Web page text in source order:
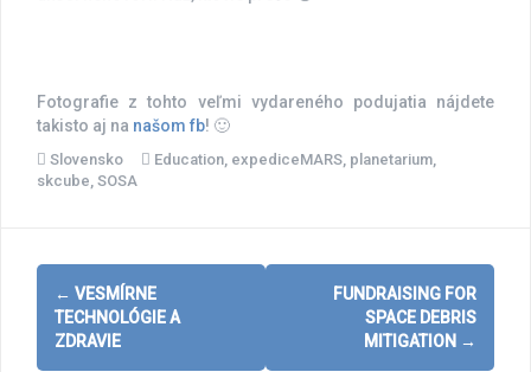
Fotografie z tohto veľmi vydareného podujatia nájdete
takisto aj na našom fb! 🙂
Slovensko Education, expediceMARS, planetarium,
skcube, SOSA
Post
navigation
← VESMÍRNE
TECHNOLÓGIE A
ZDRAVIE
FUNDRAISING FOR
SPACE DEBRIS
MITIGATION →